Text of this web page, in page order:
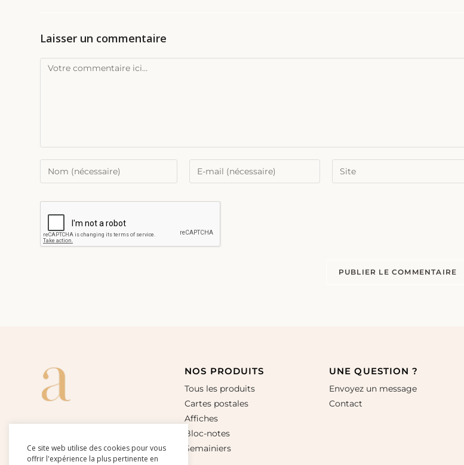
Laisser un commentaire
NOS PRODUITS
Tous les produits
Cartes postales
Affiches
Bloc-notes
Semainiers
UNE QUESTION ?
Envoyez un message
Contact
Ce site web utilise des cookies pour vous
offrir l'expérience la plus pertinente en